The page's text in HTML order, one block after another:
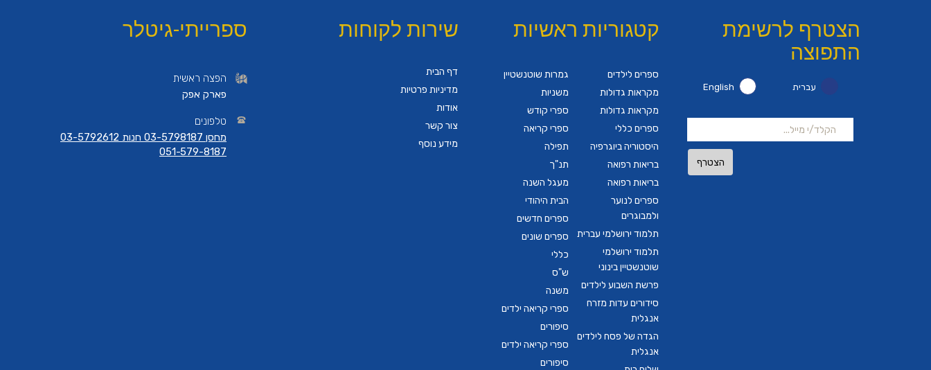
ספרייתי-גיטלר
הפצה ראשית
פארק אפק
טלפונים
מחסן 03-5798187 חנות 03-5792612
051-579-8187
הצטרף לרשימת
התפוצה
עברית English
הצטרף
קטגוריות ראשיות
גמרות שוטנשטיין
משניות
ספרי קודש
ספרי קריאה
תפילה
תנ"ך
מעגל השנה
הבית היהודי
ספרים חדשים
ספרים שונים
כללי
ש"ס
משנה
ספרי קריאה ילדים
סיפורים
ספרי קריאה ילדים
סיפורים
ספרים לילדים
מקראות גדולות
מקראות גדולות
ספרים כללי
היסטוריה ביוגרפיה
בריאות רפואה
בריאות רפואה
ספרים לנוער
ולמבוגרים
תלמוד ירושלמי עברית
תלמוד ירושלמי
שוטנשטיין בינוני
פרשת השבוע לילדים
סידורים עדות מזרח
אנגלית
הגדה של פסח לילדים
אנגלית
שירות לקוחות
דף הבית
מדיניות פרטיות
אודות
צור קשר
מידע נוסף